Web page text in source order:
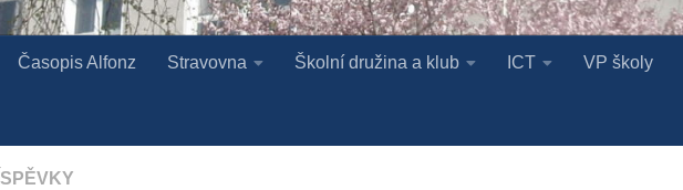
Časopis Alfonz Stravovna Školní družina a klub ICT VP školy